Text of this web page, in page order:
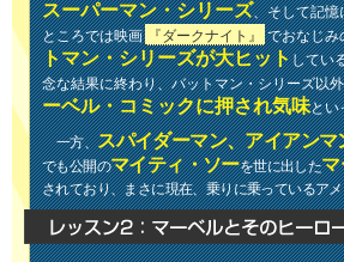
スーパーマン・シリーズ、そして記憶
ところでは映画
『ダークナイト』 でおなじみ
トマン・シリーズが大ヒットしてい
念な結果に終わり、バットマン・シリーズ以
ーベル・コミックに押され気味とい
一方、スパイダーマン、アイアン
でも公開のマイティ・ソーを世に出した
されており、まさに現在、乗りに乗っているア